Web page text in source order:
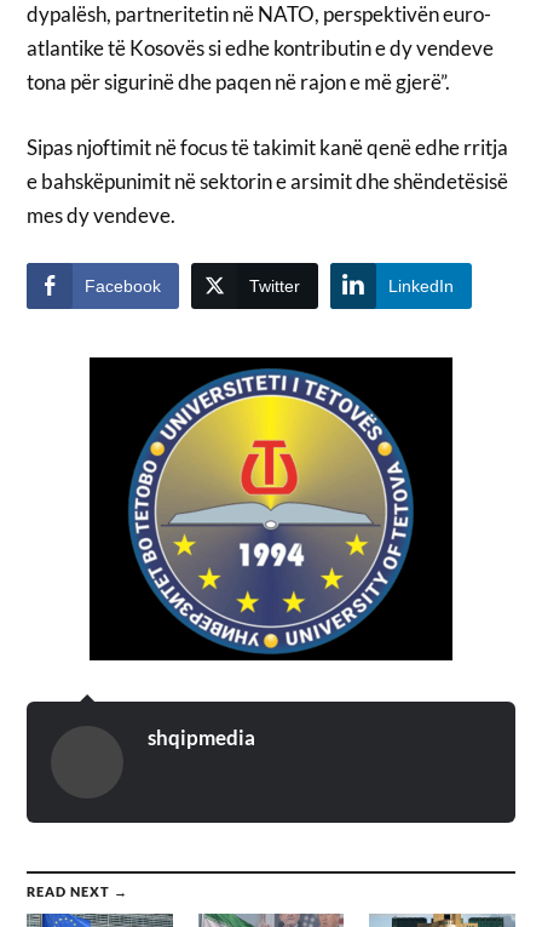
dypalësh, partneritetin në NATO, perspektivën euro-
atlantike të Kosovës si edhe kontributin e dy vendeve
tona për sigurinë dhe paqen në rajon e më gjerë”.
Sipas njoftimit në focus të takimit kanë qenë edhe rritja
e bahskëpunimit në sektorin e arsimit dhe shëndetësisë
mes dy vendeve.
Facebook Twitter LinkedIn
shqipmedia
READ NEXT →